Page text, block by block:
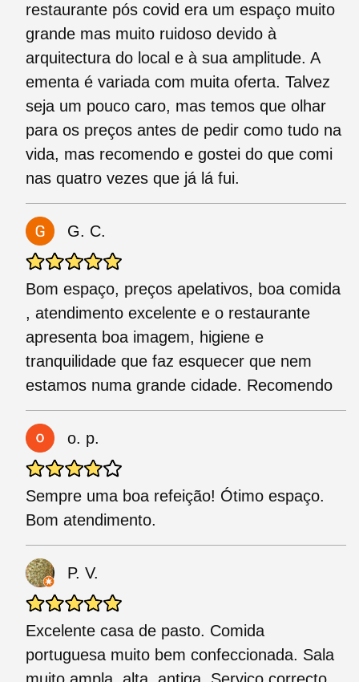
restaurante pós covid era um espaço muito
grande mas muito ruidoso devido à
arquitectura do local e à sua amplitude. A
ementa é variada com muita oferta. Talvez
seja um pouco caro, mas temos que olhar
para os preços antes de pedir como tudo na
vida, mas recomendo e gostei do que comi
nas quatro vezes que já lá fui.
G. C.
Bom espaço, preços apelativos, boa comida
, atendimento excelente e o restaurante
apresenta boa imagem, higiene e
tranquilidade que faz esquecer que nem
estamos numa grande cidade. Recomendo
o. p.
Sempre uma boa refeição! Ótimo espaço.
Bom atendimento.
P. V.
Excelente casa de pasto. Comida
portuguesa muito bem confeccionada. Sala